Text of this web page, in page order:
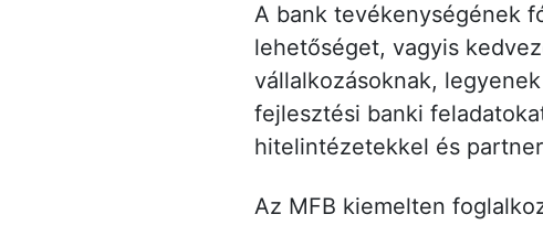
A bank tevékenységének
lehetőséget, vagyis
vállalkozásoknak,
fejlesztési banki
hitelintézetekkel és
Az MFB kiemelten